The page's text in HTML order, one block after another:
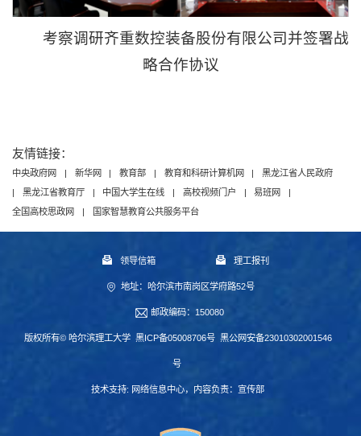
考察调研齐重数控装备股份有限公司并签署战
略合作协议
友情链接：
中央政府网 新华网 教育部 教育和科研计算机网
黑龙江省人民政府
黑龙江省教育厅 中国大学生在线 高校视频门户 易班网
全国高校思政网
国家智慧教育公共服务平台
领导信箱 理工报刊
地址：哈尔滨市南岗区学府路52号
邮政编码：150080
版权所有© 哈尔滨理工大学 黑ICP备05008706号 黑公网安备23010302001546
号
技术支持: 网络信息中心，内容负责：宣传部